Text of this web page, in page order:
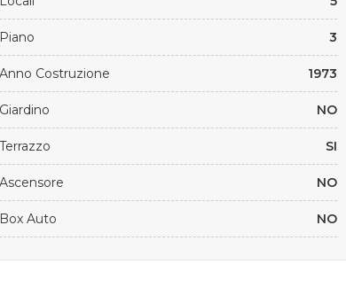
Piano 3
Anno Costruzione 1973
Giardino NO
Terrazzo SI
Ascensore NO
Box Auto NO